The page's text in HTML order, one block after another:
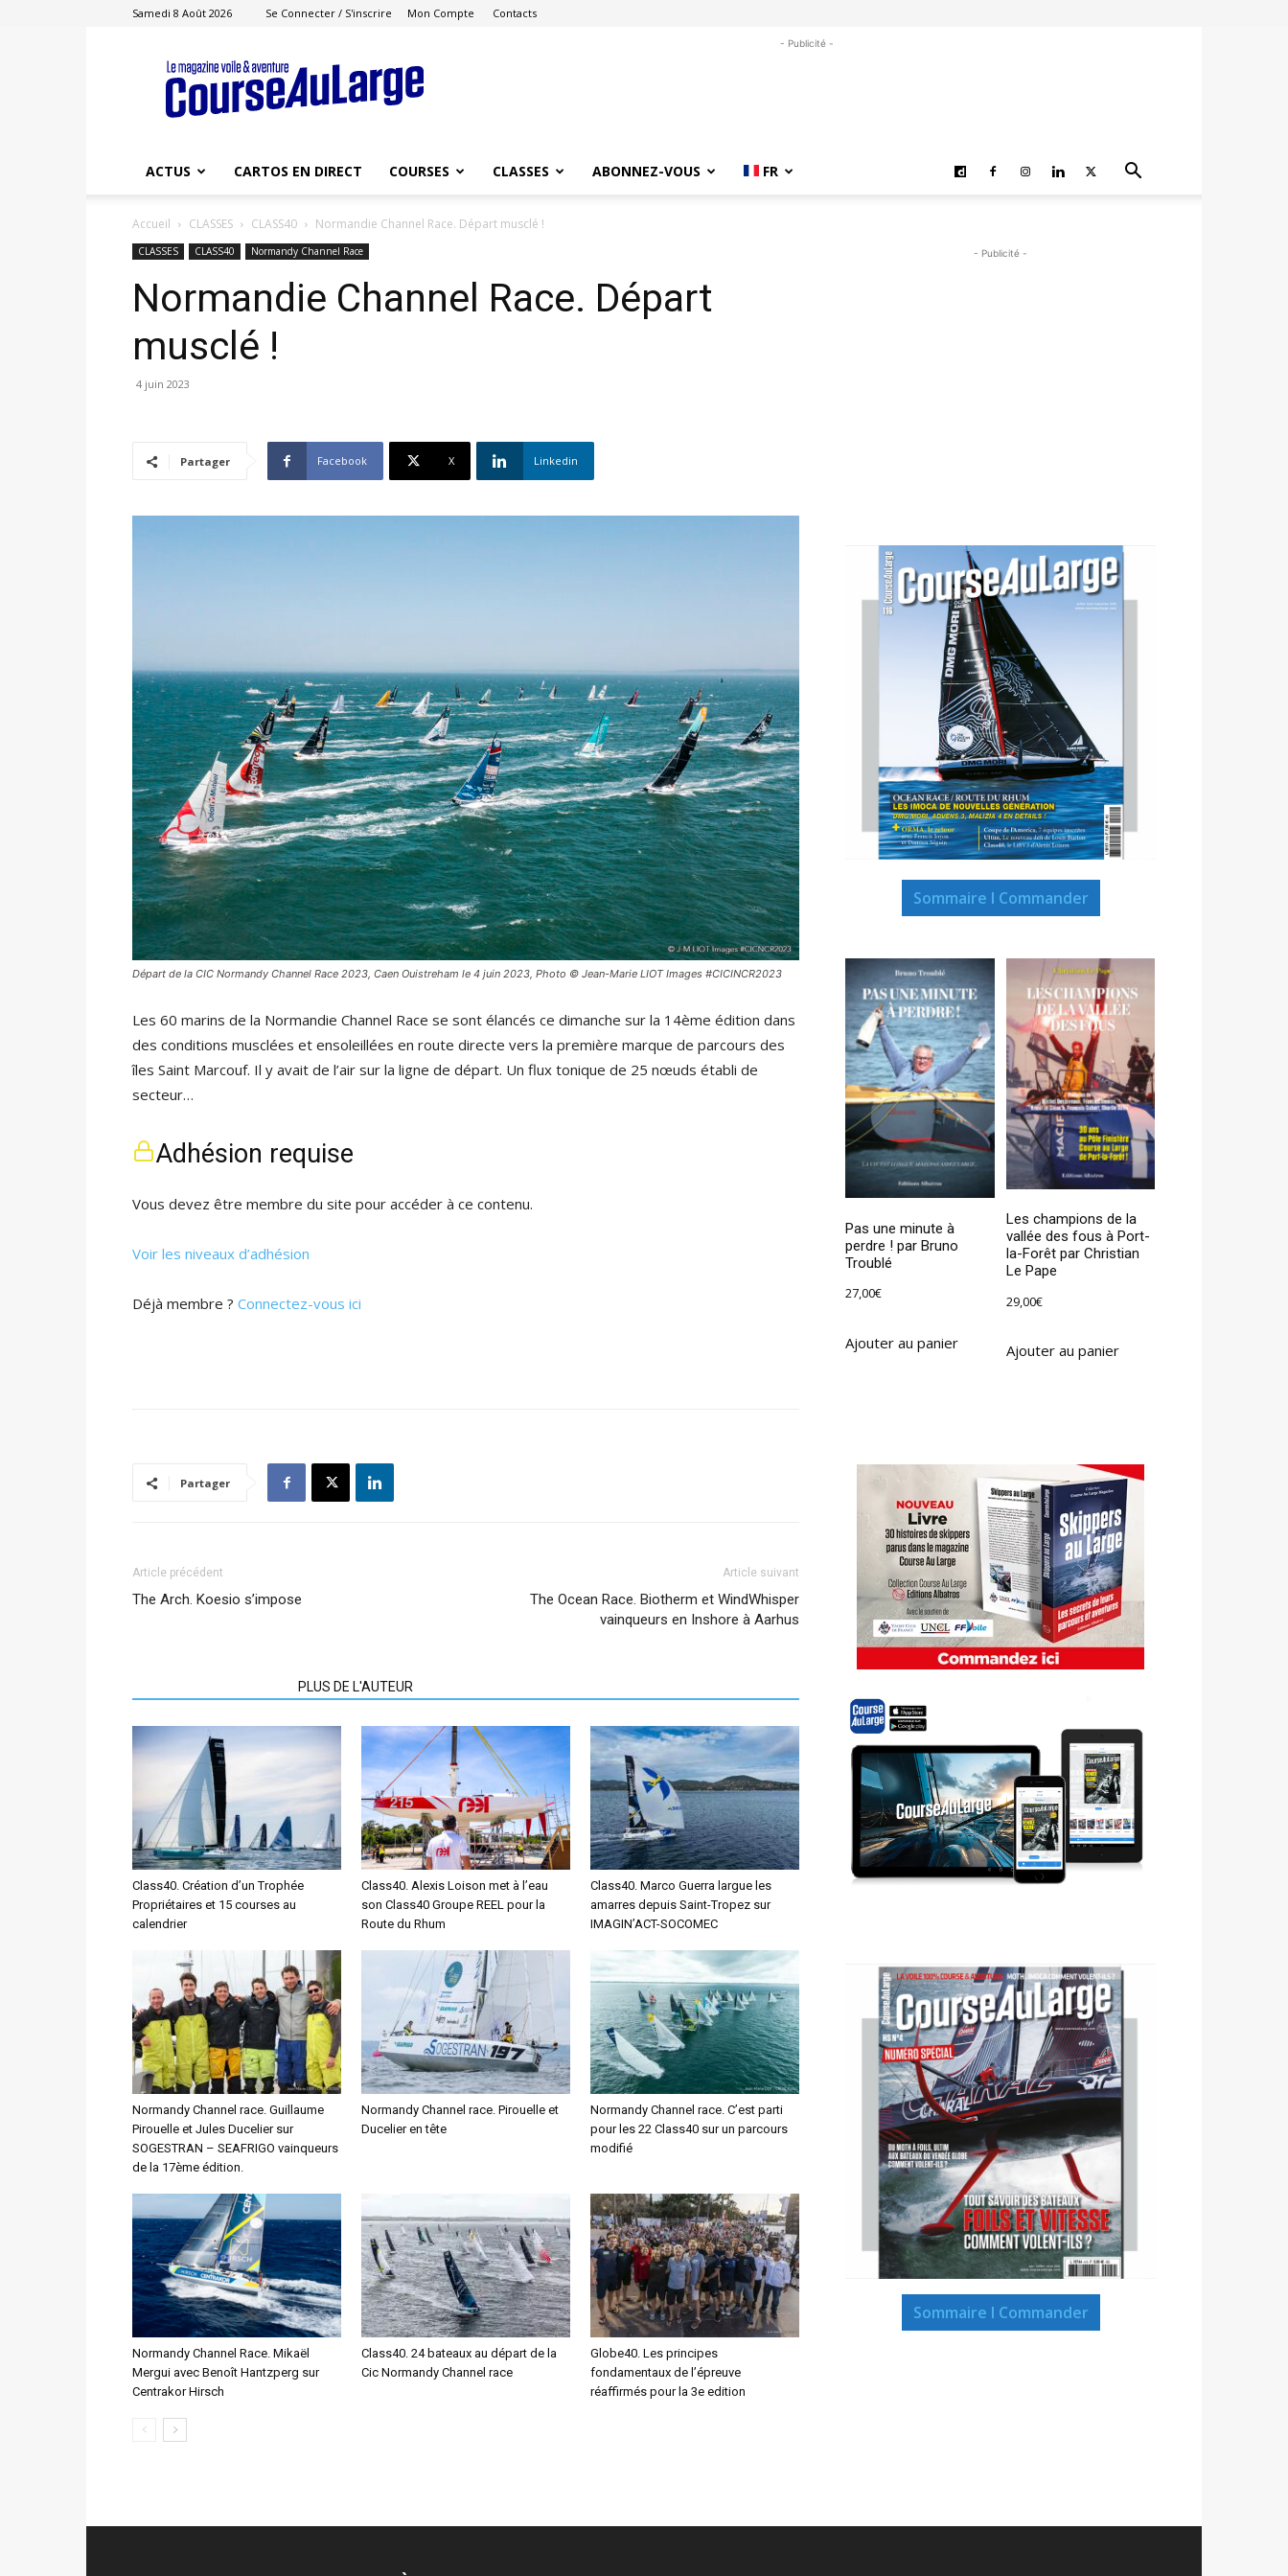
Samedi 8 Août 2026 Se Connecter / S'inscrire Mon Compte Contacts
Course
au
Large
- Publicité -
ACTUS CARTOS EN DIRECT COURSES CLASSES ABONNEZ-VOUS FR
Accueil CLASSES CLASS40 Normandie Channel Race. Départ musclé !
CLASSES CLASS40 Normandy Channel Race
Normandie Channel Race. Départ
musclé !
4 juin 2023
Partager Facebook X Linkedin
Départ de la CIC Normandy Channel Race 2023, Caen Ouistreham le 4 juin 2023, Photo © Jean-Marie LIOT Images #CICINCR2023
Les 60 marins de la Normandie Channel Race se sont élancés ce dimanche sur la 14ème édition dans
des conditions musclées et ensoleillées en route directe vers la première marque de parcours des
îles Saint Marcouf. Il y avait de l’air sur la ligne de départ. Un flux tonique de 25 nœuds établi de
secteur…
Adhésion requise
Vous devez être membre du site pour accéder à ce contenu.
Voir les niveaux d’adhésion
Déjà membre ? Connectez-vous ici
Partager
Article précédent
The Arch. Koesio s’impose
Article suivant
The Ocean Race. Biotherm et WindWhisper
vainqueurs en Inshore à Aarhus
PLUS DE L'AUTEUR
Class40. Création d’un Trophée
Propriétaires et 15 courses au
calendrier
Class40. Alexis Loison met à l’eau
son Class40 Groupe REEL pour la
Route du Rhum
Class40. Marco Guerra largue les
amarres depuis Saint-Tropez sur
IMAGIN’ACT-SOCOMEC
Normandy Channel race. Guillaume
Pirouelle et Jules Ducelier sur
SOGESTRAN – SEAFRIGO vainqueurs
de la 17ème édition.
Normandy Channel race. Pirouelle et
Ducelier en tête
Normandy Channel race. C’est parti
pour les 22 Class40 sur un parcours
modifié
Normandy Channel Race. Mikaël
Mergui avec Benoît Hantzperg sur
Centrakor Hirsch
Class40. 24 bateaux au départ de la
Cic Normandy Channel race
Globe40. Les principes
fondamentaux de l’épreuve
réaffirmés pour la 3e edition
- Publicité -
Sommaire I Commander
Pas une minute à
perdre ! par Bruno
Troublé
27,00€
Ajouter au panier
Les champions de la
vallée des fous à Port-
la-Forêt par Christian
Le Pape
29,00€
Ajouter au panier
Sommaire I Commander